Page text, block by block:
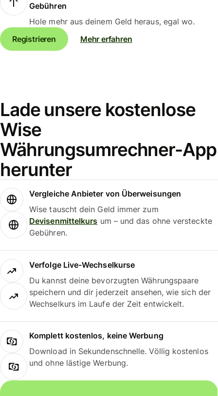
Gebühren
Hole mehr aus deinem Geld heraus, egal wo.
Registrieren
Mehr erfahren
Lade unsere kostenlose
Wise
Währungsumrechner-App
herunter
Vergleiche Anbieter von Überweisungen
Wise tauscht dein Geld immer zum
Devisenmittelkurs um – und das ohne versteckte
Gebühren.
Verfolge Live-Wechselkurse
Du kannst deine bevorzugten Währungspaare
speichern und dir jederzeit ansehen, wie sich der
Wechselkurs im Laufe der Zeit entwickelt.
Komplett kostenlos, keine Werbung
Download in Sekundenschnelle. Völlig kostenlos
und ohne lästige Werbung.